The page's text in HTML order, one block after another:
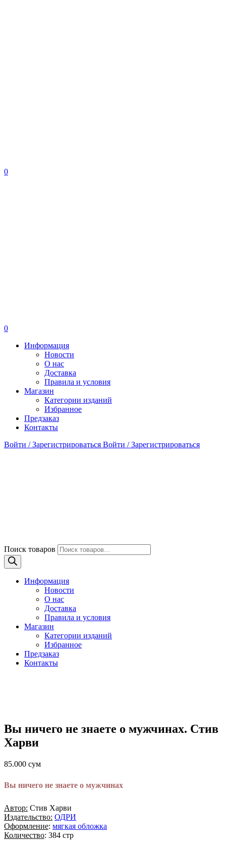
0
0
Информация
Новости
О нас
Доставка
Правила и условия
Магазин
Категории изданий
Избранное
Предзаказ
Контакты
Войти / Зарегистрироваться Войти / Зарегистрироваться
Поиск товаров
Информация
Новости
О нас
Доставка
Правила и условия
Магазин
Категории изданий
Избранное
Предзаказ
Контакты
Вы ничего не знаете о мужчинах. Стив
Харви
85.000 сум
Вы ничего не знаете о мужчинах
Автор: Стив Харви
Издательство: ОДРИ
Оформление: мягкая обложка
Количество: 384 стр